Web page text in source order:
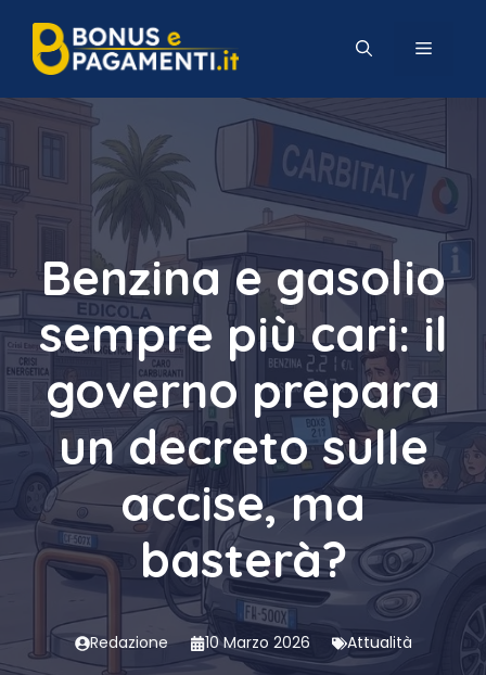
contenuto
MENU
Benzina e gasolio
sempre più cari: il
governo prepara
un decreto sulle
accise, ma
basterà?
Redazione 10 Marzo 2026 Attualità